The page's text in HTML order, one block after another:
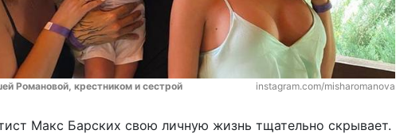
Романовой, крестником и сестрой instagram.com/misharomanova
Макс Барских свою личную жизнь тщательно скрывает.